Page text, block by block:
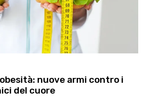
nuove armi contro i
del cuore